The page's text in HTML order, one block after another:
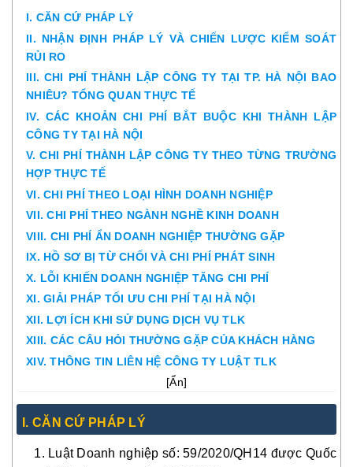
I. CĂN CỨ PHÁP LÝ
II. NHẬN ĐỊNH PHÁP LÝ VÀ CHIẾN LƯỢC KIỂM SOÁT
RỦI RO
III. CHI PHÍ THÀNH LẬP CÔNG TY TẠI TP. HÀ NỘI BAO
NHIÊU? TỔNG QUAN THỰC TẾ
IV. CÁC KHOẢN CHI PHÍ BẮT BUỘC KHI THÀNH LẬP
CÔNG TY TẠI HÀ NỘI
V. CHI PHÍ THÀNH LẬP CÔNG TY THEO TỪNG TRƯỜNG
HỢP THỰC TẾ
VI. CHI PHÍ THEO LOẠI HÌNH DOANH NGHIỆP
VII. CHI PHÍ THEO NGÀNH NGHỀ KINH DOANH
VIII. CHI PHÍ ẨN DOANH NGHIỆP THƯỜNG GẶP
IX. HỒ SƠ BỊ TỪ CHỐI VÀ CHI PHÍ PHÁT SINH
X. LỖI KHIẾN DOANH NGHIỆP TĂNG CHI PHÍ
XI. GIẢI PHÁP TỐI ƯU CHI PHÍ TẠI HÀ NỘI
XII. LỢI ÍCH KHI SỬ DỤNG DỊCH VỤ TLK
XIII. CÁC CÂU HỎI THƯỜNG GẶP CỦA KHÁCH HÀNG
XIV. THÔNG TIN LIÊN HỆ CÔNG TY LUẬT TLK
[Ẩn]
I. CĂN CỨ PHÁP LÝ
Luật Doanh nghiệp số: 59/2020/QH14 được Quốc